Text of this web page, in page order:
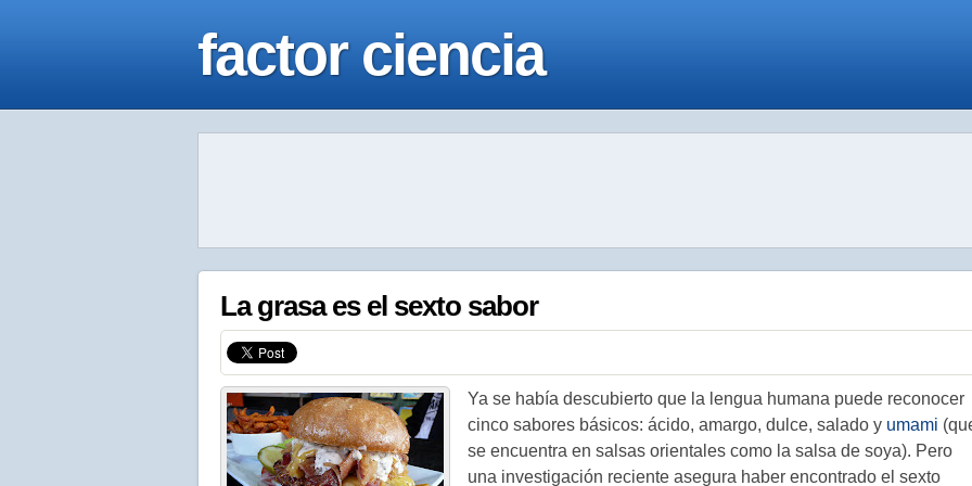
factor ciencia
La grasa es el sexto sabor
Ya se había descubierto que la lengua humana puede reconocer
cinco sabores básicos: ácido, amargo, dulce, salado y umami
se encuentra en salsas orientales como la salsa de soya). Pero
una investigación reciente asegura haber encontrado el sexto